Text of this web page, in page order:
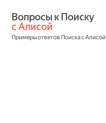
с Алисой
Примеры ответов Поиска с Алисой